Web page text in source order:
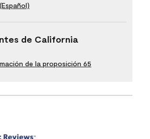
de California
de la proposición 65